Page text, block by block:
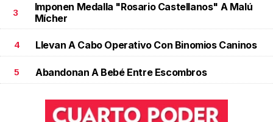
3
Imponen Medalla "Rosario Castellanos" A Malú
Mícher
4 Llevan A Cabo Operativo Con Binomios Caninos
5 Abandonan A Bebé Entre Escombros